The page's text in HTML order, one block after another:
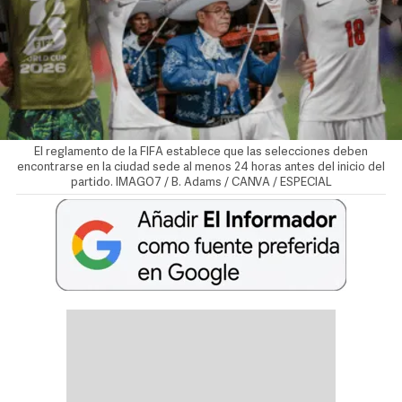
El reglamento de la FIFA establece que las selecciones deben
encontrarse en la ciudad sede al menos 24 horas antes del inicio del
partido. IMAGO7 / B. Adams / CANVA / ESPECIAL